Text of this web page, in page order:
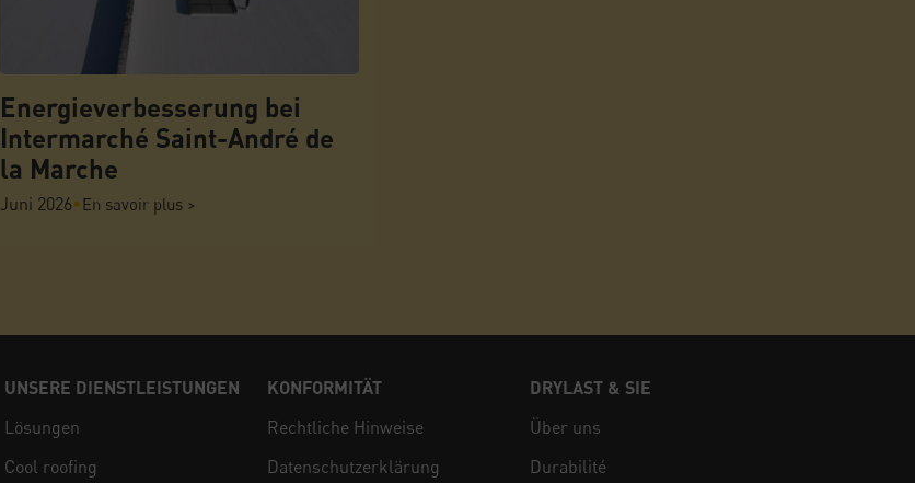
Energieverbesserung bei
Intermarché Saint-André de
la Marche
Juni 2026•En savoir plus >
UNSERE DIENSTLEISTUNGEN
Lösungen
Cool roofing
KONFORMITÄT
Rechtliche Hinweise
Datenschutzerklärung
DRYLAST & SIE
Über uns
Durabilité